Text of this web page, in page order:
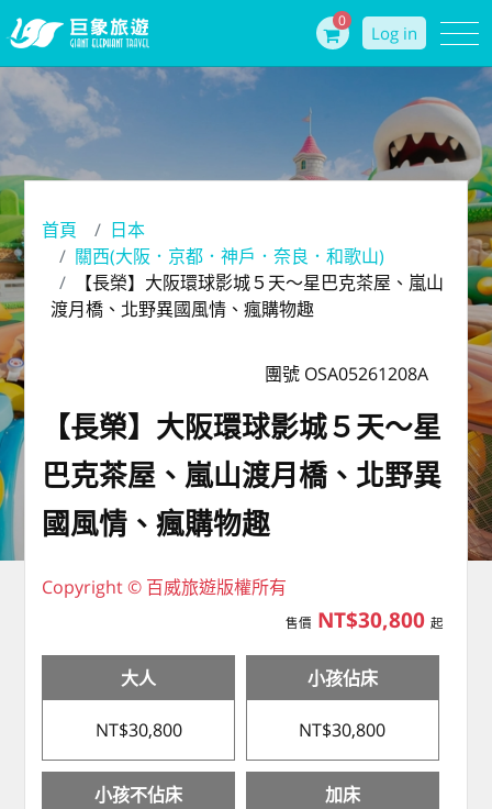
0
Log in
首頁
日本
關西(大阪．京都．神戶．奈良．和歌山)
【長榮】大阪環球影城５天～星巴克茶屋、嵐山
渡月橋、北野異國風情、瘋購物趣
團號 OSA05261208A
【長榮】大阪環球影城５天～星
巴克茶屋、嵐山渡月橋、北野異
國風情、瘋購物趣
Copyright © 百威旅遊版權所有
售價 NT$30,800 起
大人
NT$30,800
小孩佔床
NT$30,800
小孩不佔床 加床